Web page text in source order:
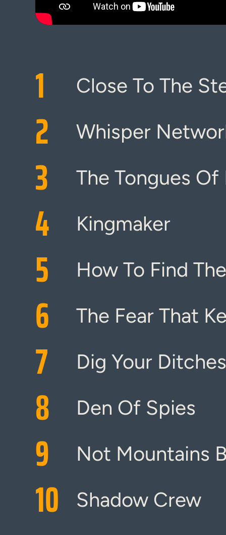
1 Close To The
2 Whisper
3 The Tongues Of
4 Kingmaker
5 How To Find
6 The Fear That
7 Dig Your
8 Den Of Spies
9 Not Mountains
10 Shadow Crew